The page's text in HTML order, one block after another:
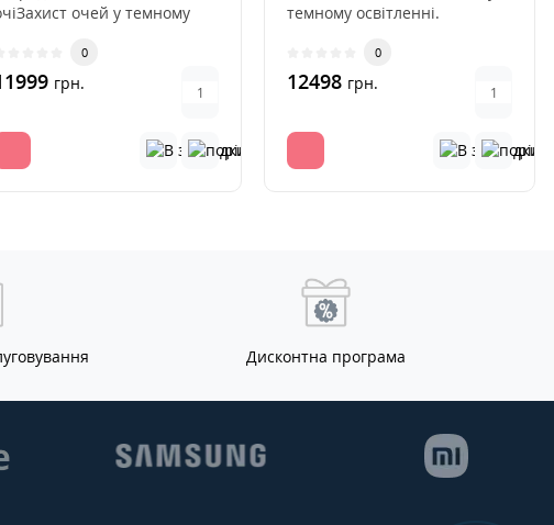
очей у темному
0
грн.
темному освітленні.
0
12498 грн.
Дисконтна програма